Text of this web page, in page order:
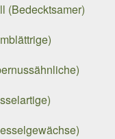
(Bedecktsamer)